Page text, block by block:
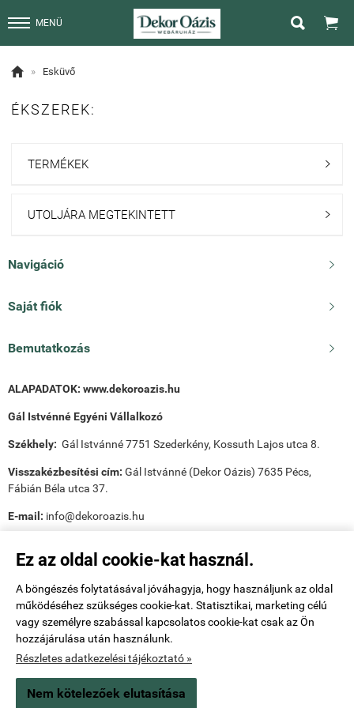
Ez az oldal cookie-kat használ.
A böngészés folytatásával jóváhagyja, hogy használjunk az oldal
működéséhez szükséges cookie-kat. Statisztikai, marketing célú
vagy személyre szabással kapcsolatos cookie-kat csak az Ön
hozzájárulása után használunk.
Részletes adatkezelési tájékoztató »
Nem kötelezőek elutasítása
MENÜ  
 » Esküvő
ÉKSZEREK:
TERMÉKEK 
UTOLJÁRA MEGTEKINTETT 
Navigáció 
Saját fiók 
Bemutatkozás 
ALAPADATOK: www.dekoroazis.hu
Gál Istvénné Egyéni Vállalkozó
Székhely: Gál Istvánné 7751 Szederkény, Kossuth Lajos utca 8.
Visszakézbesítési cím: Gál Istvánné (Dekor Oázis) 7635 Pécs,
Fábián Béla utca 37.
E-mail: info@dekoroazis.hu
Payee tudnivalók: